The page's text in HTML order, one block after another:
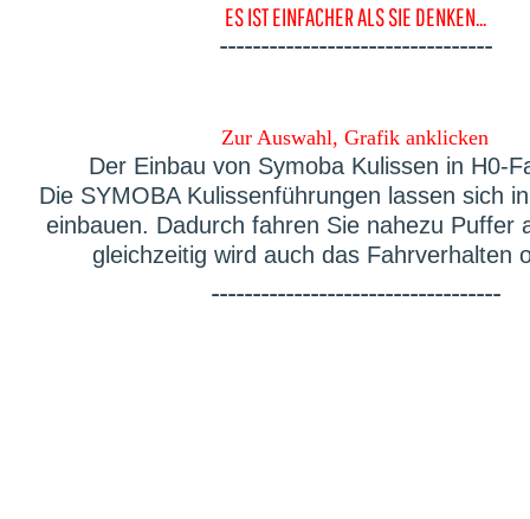
ES IST EINFACHER ALS SIE DENKEN...
---------------------------------
Zur Auswahl, Grafik anklicken
Der Einbau von Symoba Kulissen in H0-
Die SYMOBA Kulissenführungen lassen sich
einbauen. Dadurch fahren Sie nahezu Puffer
gleichzeitig wird auch das Fahrverhalten
-----------------------------------